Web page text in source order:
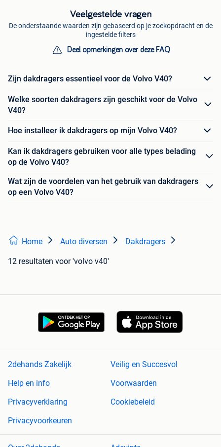
Veelgestelde vragen
De onderstaande waarden zijn gebaseerd op je zoekopdracht en de
ingestelde filters
Deel opmerkingen over deze FAQ
Zijn dakdragers essentieel voor de Volvo V40?
Welke soorten dakdragers zijn geschikt voor de Volvo
V40?
Hoe installeer ik dakdragers op mijn Volvo V40?
Kan ik dakdragers gebruiken voor alle types belading
op de Volvo V40?
Wat zijn de voordelen van het gebruik van dakdragers
op een Volvo V40?
Home Auto diversen Dakdragers
12 resultaten voor 'volvo v40'
2dehands Zakelijk
Veilig en Succesvol
Help en info
Voorwaarden
Privacyverklaring
Cookiebeleid
Privacyvoorkeuren